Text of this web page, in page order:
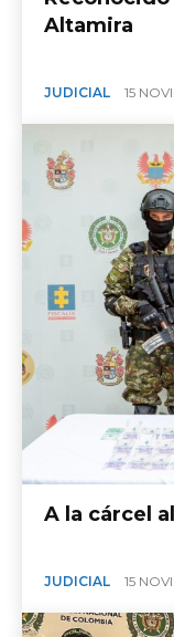
Altamira
JUDICIAL 15
A la cárcel
JUDICIAL 15